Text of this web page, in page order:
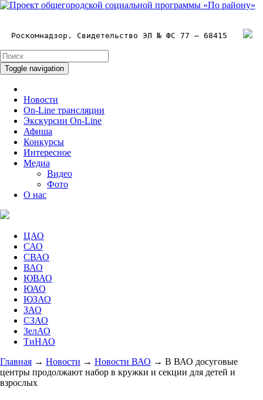
Роскомнадзор. Свидетельство ЭЛ № ФС 77 – 68415
Toggle navigation
Новости
On-Line трансляции
Экскурсии On-Line
Афиша
Конкурсы
Интересное
Медиа
Видео
Фото
О нас
ЦАО
САО
СВАО
ВАО
ЮВАО
ЮАО
ЮЗАО
ЗАО
СЗАО
ЗелАО
ТиНАО
Главная → Новости → Новости ВАО → В ВАО досуговые
центры продолжают набор в кружки и секции для детей и
взрослых